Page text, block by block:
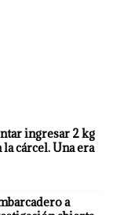
ingresar 2 kg
cárcel. Una era
a